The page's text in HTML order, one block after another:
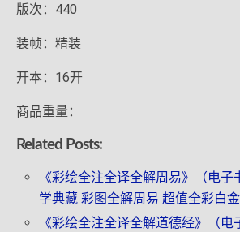
版次：440
装帧：精装
开本：16开
商品重量：
Related Posts:
《彩绘全注全译全解周易》（电
学典藏 彩图全解周易 超值全彩白金
《彩绘全注全译全解道德经》（电